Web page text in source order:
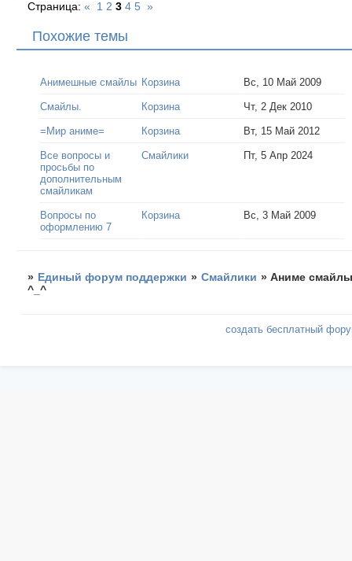
Страница:« 1 2 3 4 5 »
Похожие темы
Анимешные смайлы Корзина Вс, 10 Май 2009
Смайлы. Корзина Чт, 2 Дек 2010
=Мир аниме= Корзина Вт, 15 Май 2012
Все вопросы и
просьбы по
дополнительным
смайликам
Смайлики Пт, 5 Апр 2024
Вопросы по
оформлению 7
Корзина Вс, 3 Май 2009
» Единый форум поддержки » Смайлики »Аниме
^_^
создать бесплатный